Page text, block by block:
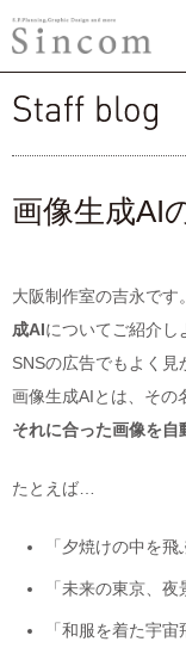
株式会社シンコム
画像生成AI
大阪制作室の吉永です
成AIについてご紹介し
SNSの広告でもよく見
画像生成AIとは、その
それに合った画像を自
たとえば…
「夕焼けの中を飛
「未来の東京、夜
「和服を着た宇宙